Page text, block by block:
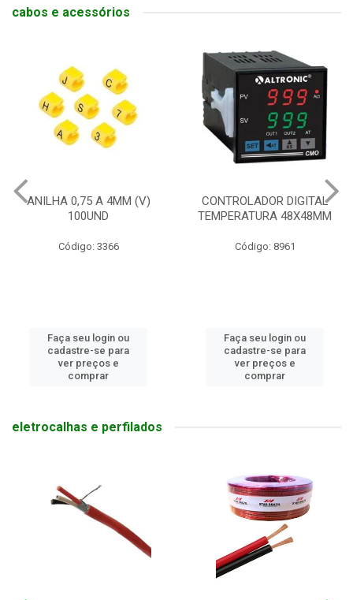
cabos e acessórios
CONTROLADOR DIGITAL
TEMPERATURA 48X48MM
Código: 8961
Faça seu login ou
cadastre-se para
ver preços e
comprar
RELE DE INTER SLIM 6A
1NAF COM BASE 24V
Código: 8638
Faça seu login ou
cadastre-se para
ver preços e
comprar
eletrocalhas e perfilados